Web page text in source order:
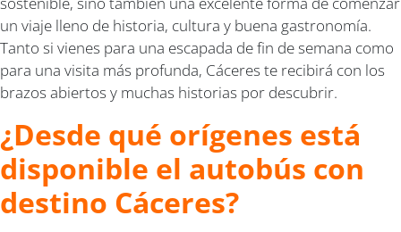
un viaje lleno de historia, cultura y buena gastronomía.
Tanto si vienes para una escapada de fin de semana como
para una visita más profunda, Cáceres te recibirá con los
brazos abiertos y muchas historias por descubrir.
¿Desde qué orígenes está
disponible el autobús con
destino Cáceres?